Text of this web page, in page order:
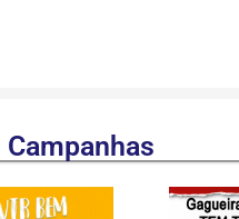
para download